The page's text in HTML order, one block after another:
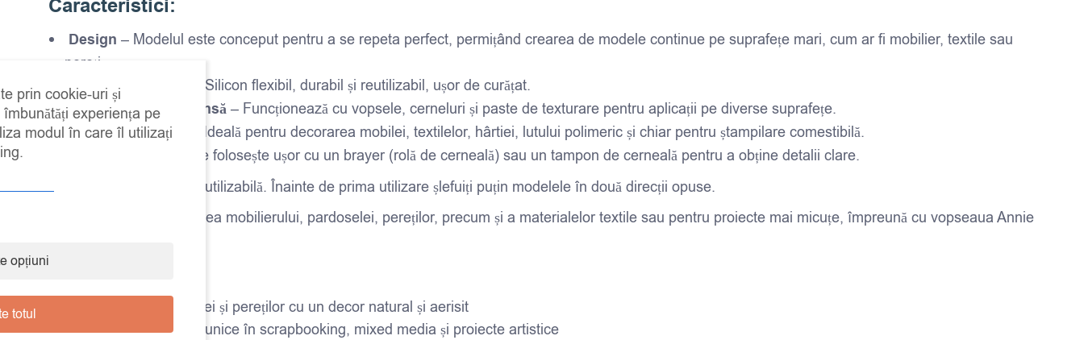
Caracteristici:
Design – Modelul este conceput pentru a se repeta perfect, permițând crearea de modele continue pe suprafețe mari, cum ar fi mobilier, textile sau
pereți.
Material premium – Silicon flexibil, durabil și reutilizabil, ușor de curățat.
Compatibilitate extinsă – Funcționează cu vopsele, cerneluri și paste de texturare pentru aplicații pe diverse suprafețe.
Utilizare versatilă – Ideală pentru decorarea mobilei, textilelor, hârtiei, lutului polimeric și chiar pentru ștampilare comestibilă.
– Se folosește ușor cu un brayer (rolă de cerneală) sau un tampon de cerneală pentru a obține detalii clare.
Se poate spăla și este reutilizabilă. Înainte de prima utilizare șlefuiți puțin modelele în două direcții opuse.
Folosiți-o pentru decorarea mobilierului, pardoselei, pereților, precum și a materialelor textile sau pentru proiecte mai micuțe, împreună cu vopseaua Annie
Personalizarea mobilei și pereților cu un decor natural și aerisit
Crearea de fundaluri unice în scrapbooking, mixed media și proiecte artistice
prin cookie-uri și
experiența pe
modul în care îl utilizați
opțiuni
totul